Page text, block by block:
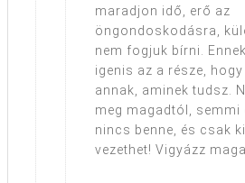
maradjon idő, erő az
öngondoskodásra,
nem fogjuk bírni.
igenis az a része,
annak, aminek tudsz.
meg magadtól, semmi
nincs benne, és csak
vezethet! Vigyázz